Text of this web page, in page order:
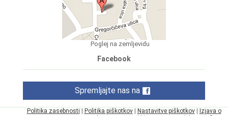
Poglej na zemljevidu
Facebook
Spremljajte nas na
Politika zasebnosti Politika piškotkov| Nastavitve piškotkov|
Izjava o